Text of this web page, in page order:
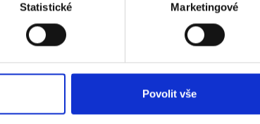
Statistické Marketingové
Povolit vše